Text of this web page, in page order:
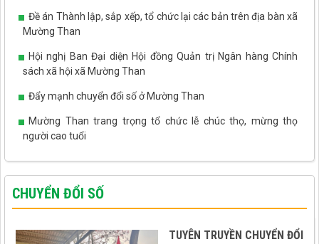
Đề án Thành lập, sắp xếp, tổ chức lại các bản trên địa bàn xã
Mường Than
Hội nghị Ban Đại diện Hội đồng Quản trị Ngân hàng Chính
sách xã hội xã Mường Than
Đẩy mạnh chuyển đổi số ở Mường Than
Mường Than trang trọng tổ chức lễ chúc thọ, mừng thọ
người cao tuổi
Tết Tây Bắc - ấm áp tình yêu thương
CHUYỂN ĐỔI SỐ
TUYÊN TRUYỀN CHUYỂN ĐỔI